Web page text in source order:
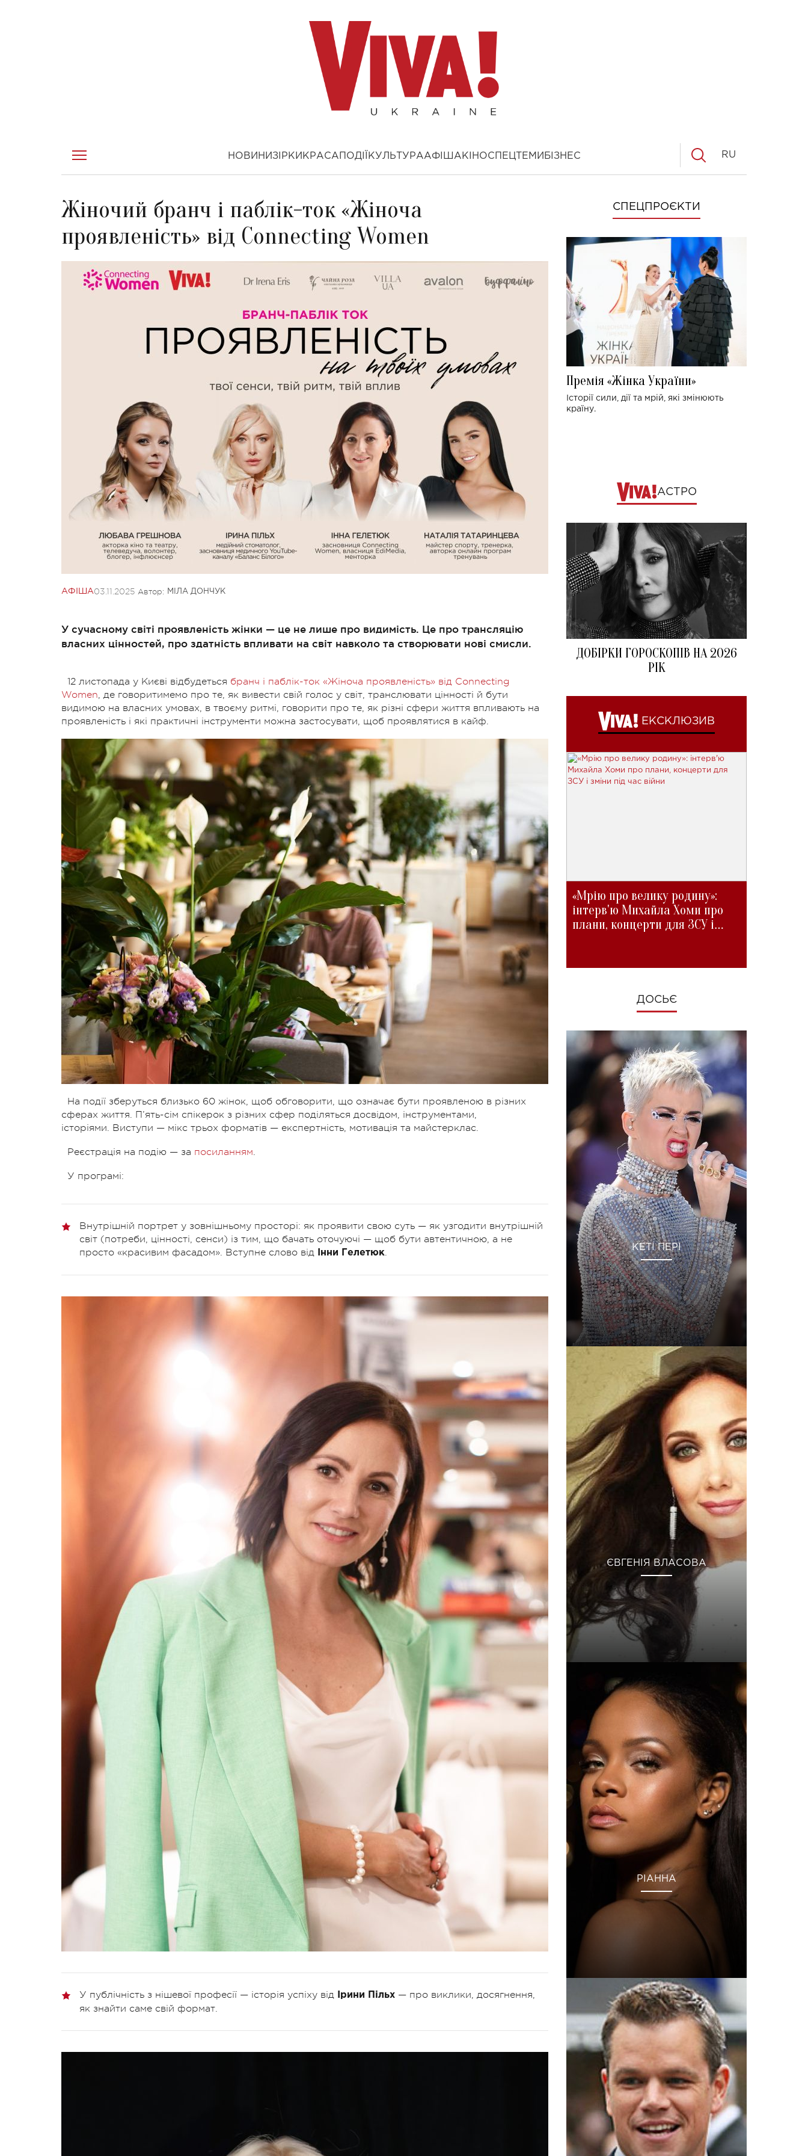
НОВИНИ ЗІРКИ КРАСА ПОДІЇ КУЛЬТУРААФІША КІНОСПЕЦТЕМИ БІЗНЕС RU
Жіночий бранч і паблік-ток «Жіноча
проявленість» від Connecting Women
АФІША03.11.2025 Автор: МІЛА ДОНЧУК
У сучасному світі проявленість жінки — це не лише про видимість. Це про трансляцію
власних цінностей, про здатність впливати на світ навколо та створювати нові смисли.
12 листопада у Києві відбудеться бранч і паблік-ток «Жіноча проявленість» від Connecting
Women, де говоритимемо про те, як вивести свій голос у світ, транслювати цінності й бути
видимою на власних умовах, в твоєму ритмі, говорити про те, як різні сфери життя впливають на
проявленість і які практичні інструменти можна застосувати, щоб проявлятися в кайф.
На події зберуться близько 60 жінок, щоб обговорити, що означає бути проявленою в різних
сферах життя. П’ять-сім спікерок з різних сфер поділяться досвідом, інструментами,
історіями. Виступи — мікс трьох форматів — експертність, мотивація та майстерклас.
Реєстрація на подію — за посиланням.
У програмі:
Внутрішній портрет у зовнішньому просторі: як проявити свою суть — як узгодити внутрішній
світ (потреби, цінності, сенси) із тим, що бачать оточуючі — щоб бути автентичною, а не
просто «красивим фасадом». Вступне слово від
Інни Гелетюк.
У публічність з нішевої професії — історія успіху від Ірини Пільх — про виклики, досягнення,
як знайти саме свій формат.
СПЕЦПРОЄКТИ
Премія «Жінка України»
Історії сили, дії та мрій, які змінюють
країну.
АСТРО
ДОБІРКИ ГОРОСКОПІВ НА 2026
РІК
ЕКСКЛЮЗИВ
«Мрію про велику родину»:
інтерв'ю Михайла Хоми про
плани, концерти для ЗСУ і
ДОСЬЄ
КЕТІ ПЕРІ
ЄВГЕНІЯ ВЛАСОВА
РІАННА